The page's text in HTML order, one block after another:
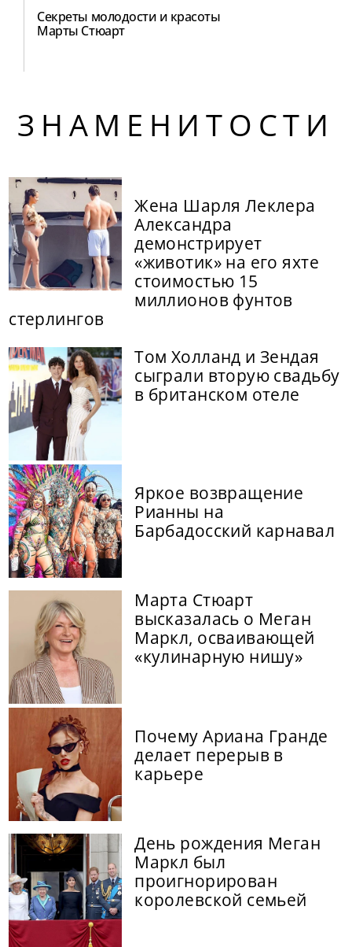
Секреты молодости и красоты
Марты Стюарт
ЗНАМЕНИТОСТИ
Жена Шарля Леклера
Александра
демонстрирует
«животик» на его яхте
стоимостью 15
миллионов фунтов
стерлингов
Том Холланд и Зендая
сыграли вторую свадьбу
в британском отеле
Яркое возвращение
Рианны на
Барбадосский карнавал
Марта Стюарт
высказалась о Меган
Маркл, осваивающей
«кулинарную нишу»
Почему Ариана Гранде
делает перерыв в
карьере
День рождения Меган
Маркл был
проигнорирован
королевской семьей